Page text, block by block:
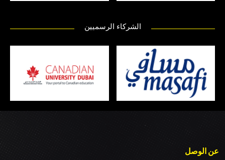
الشركاء الرسميين
عن الوصل